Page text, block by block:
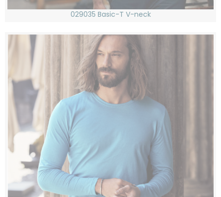
029035 Basic-T V-neck